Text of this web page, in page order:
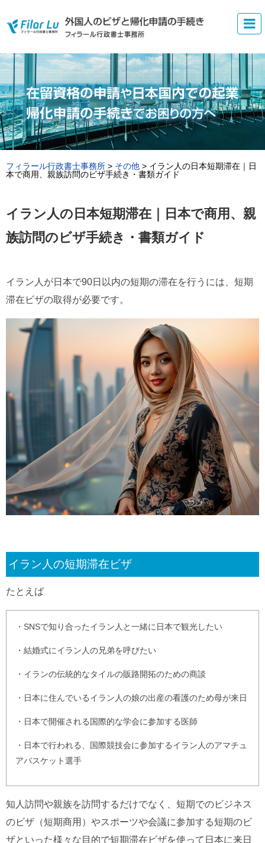
フィラール行政書士事務所 > その他 > イラン人の日本短期滞在｜日
本で商用、親族訪問のビザ手続き・書類ガイド
イラン人の日本短期滞在｜日本で商用、親
族訪問のビザ手続き・書類ガイド
イラン人が日本で90日以内の短期の滞在を行うには、短期
滞在ビザの取得が必要です。
イラン人の短期滞在ビザ
たとえば
・SNSで知り合ったイラン人と一緒に日本で観光したい
・結婚式にイラン人の兄弟を呼びたい
・イランの伝統的なタイルの販路開拓のための商談
・日本に住んでいるイラン人の娘の出産の看護のため母が来日
・日本で開催される国際的な学会に参加する医師
・日本で行われる、国際競技会に参加するイラン人のアマチュ
アバスケット選手
知人訪問や親族を訪問するだけでなく、短期でのビジネス
のビザ（短期商用）やスポーツや会議に参加する短期のビ
ザといった様々な目的で短期滞在ビザを使って日本に来日